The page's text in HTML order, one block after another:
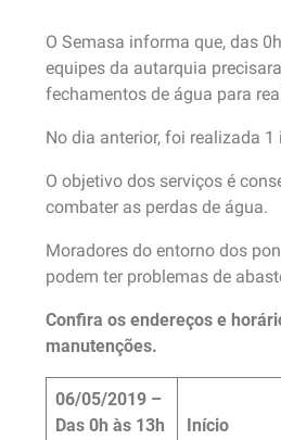
O Semasa informa que, das
equipes da autarquia
fechamentos de água para
No dia anterior, foi realizada 1
O objetivo dos serviços é
combater as perdas de água.
Moradores do entorno dos
podem ter problemas de
Confira os endereços e
manutenções.
06/05/2019 –
Das 0h às 13h
Início